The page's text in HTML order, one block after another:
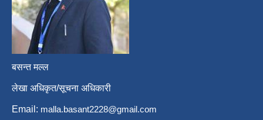
बसन्त मल्ल
लेखा अधिकृत/सूचना अधिकारी
Email: malla.basant2228@gmail.com